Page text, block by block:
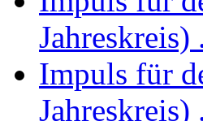
Impuls für